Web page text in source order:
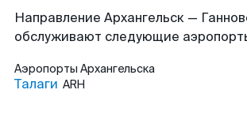
Направление Архангельск —
обслуживают следующие
Аэропорты Архангельска
Талаги ARH